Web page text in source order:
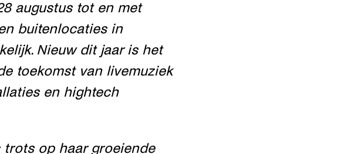
augustus tot en met
buitenlocaties in
Nieuw dit jaar is het
toekomst van livemuziek
en hightech
op haar groeiende